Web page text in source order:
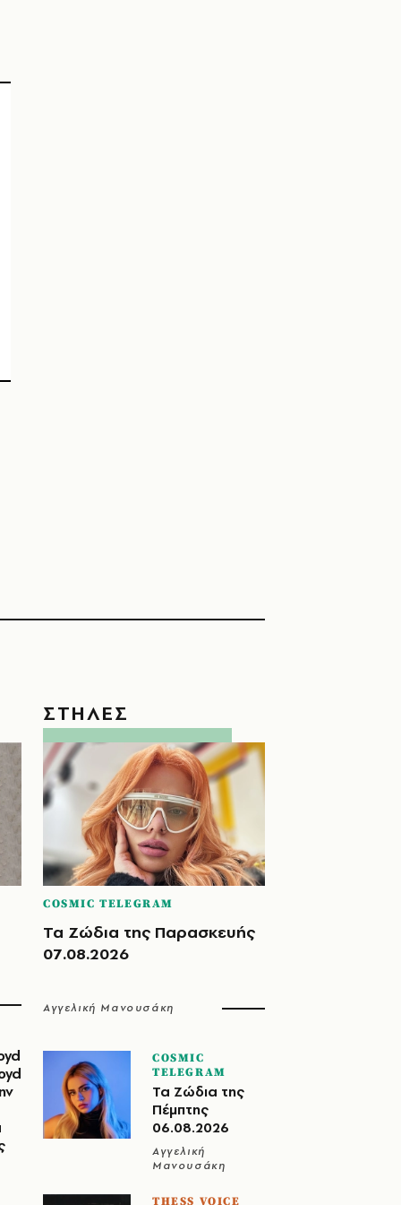
ΣΤΗΛΕΣ
COSMIC TELEGRAM
Τα Ζώδια της Παρασκευής
07.08.2026
Αγγελική Μανουσάκη
COSMIC
TELEGRAM
Τα Ζώδια της
Πέμπτης
06.08.2026
Αγγελική
Μανουσάκη
THESS VOICE